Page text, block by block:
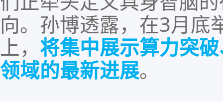
向。孙博透露，在3月底
上， 将集中展示算力突
领域的最新进展。